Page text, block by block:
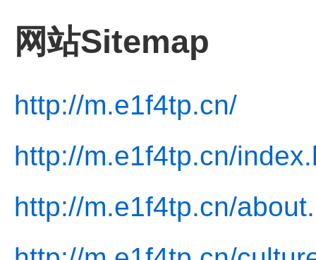
网站Sitemap
http://m.e1f4tp.cn/
http://m.e1f4tp.cn/
http://m.e1f4tp.cn/